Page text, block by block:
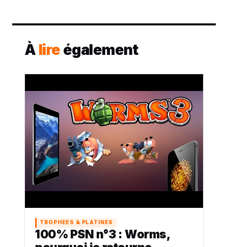
À lire également
TROPHEES & PLATINES
100% PSN n°3 : Worms,